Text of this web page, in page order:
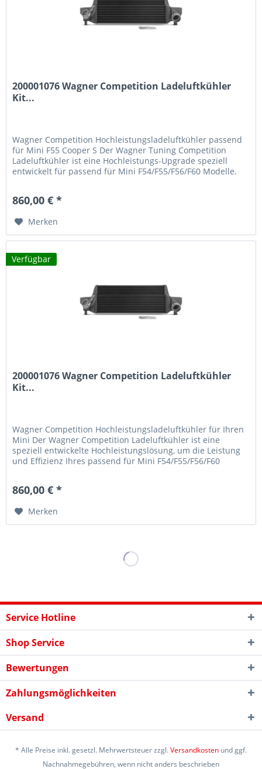
200001076 Wagner Competition Ladeluftkühler
Kit...
Wagner Competition Hochleistungsladeluftkühler passend
für Mini F55 Cooper S Der Wagner Tuning Competition
Ladeluftkühler ist eine Hochleistungs-Upgrade speziell
entwickelt für passend für Mini F54/F55/F56/F60 Modelle.
Höchstleistung. Leistungsmerkmale 53% größere...
860,00 € *
Merken
Verfügbar
200001076 Wagner Competition Ladeluftkühler
Kit...
Wagner Competition Hochleistungsladeluftkühler für Ihren
Mini Der Wagner Competition Ladeluftkühler ist eine
speziell entwickelte Hochleistungslösung, um die Leistung
und Effizienz Ihres passend für Mini F54/F55/F56/F60
Performance auf der Rennstrecke und auf der...
860,00 € *
Merken
Service Hotline
Shop Service
Bewertungen
Zahlungsmöglichkeiten
Versand
* Alle Preise inkl. gesetzl. Mehrwertsteuer zzgl.Versandkosten und ggf.
Nachnahmegebühren, wenn nicht anders beschrieben